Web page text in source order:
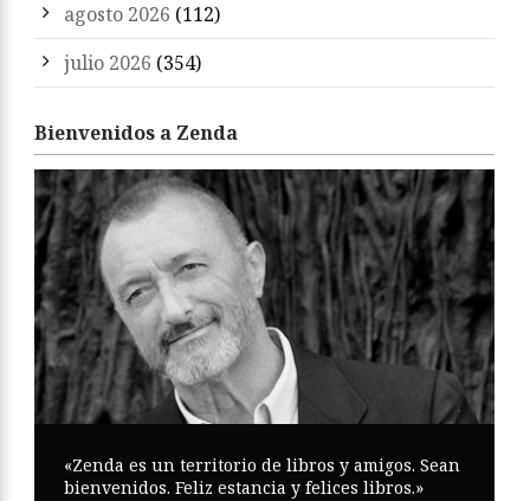
agosto 2026 (112)
julio 2026 (354)
Bienvenidos a Zenda
«Zenda es un territorio de libros y amigos. Sean
bienvenidos. Feliz estancia y felices libros.»